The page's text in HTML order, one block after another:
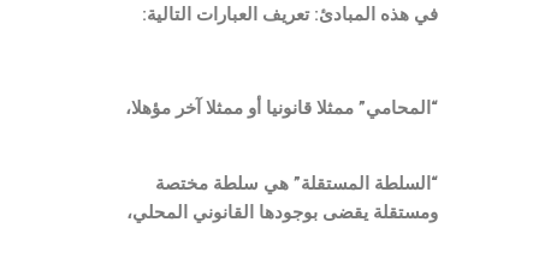
في هذه المبادئ: تعريف العبارات التالية:
“المحامي” ممثلا قانونيا أو ممثلا آخر مؤهلا،
“السلطة المستقلة” هي سلطة مختصة
ومستقلة يقضى بوجودها القانوني المحلي،